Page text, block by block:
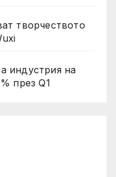
творчеството
индустрия на
през Q1